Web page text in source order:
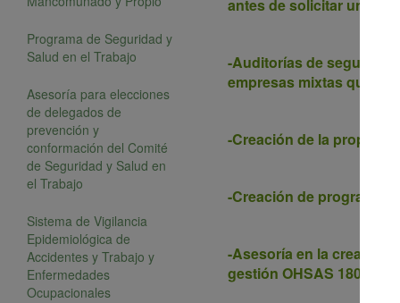
Programa de Seguridad y
Salud en el Trabajo
Asesoría para elecciones
de delegados de
prevención y
conformación del Comité
de Seguridad y Salud en
el Trabajo
Sistema de Vigilancia
Epidemiológica de
Accidentes y Trabajo y
Enfermedades
Ocupacionales
antes de solicitar una
-Auditorías de seguridad
empresas mixtas que
-Creación de la
-Creación de programas
-Asesoría en la creación
gestión OHSAS 18001.